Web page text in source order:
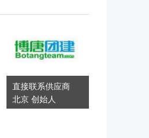
直接联系供应商
北京 创始人